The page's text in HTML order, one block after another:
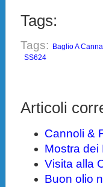
Tags:
Tags: Baglio A
SS624
Articoli
Cannoli &
Mostra dei
Visita alla
Buon olio